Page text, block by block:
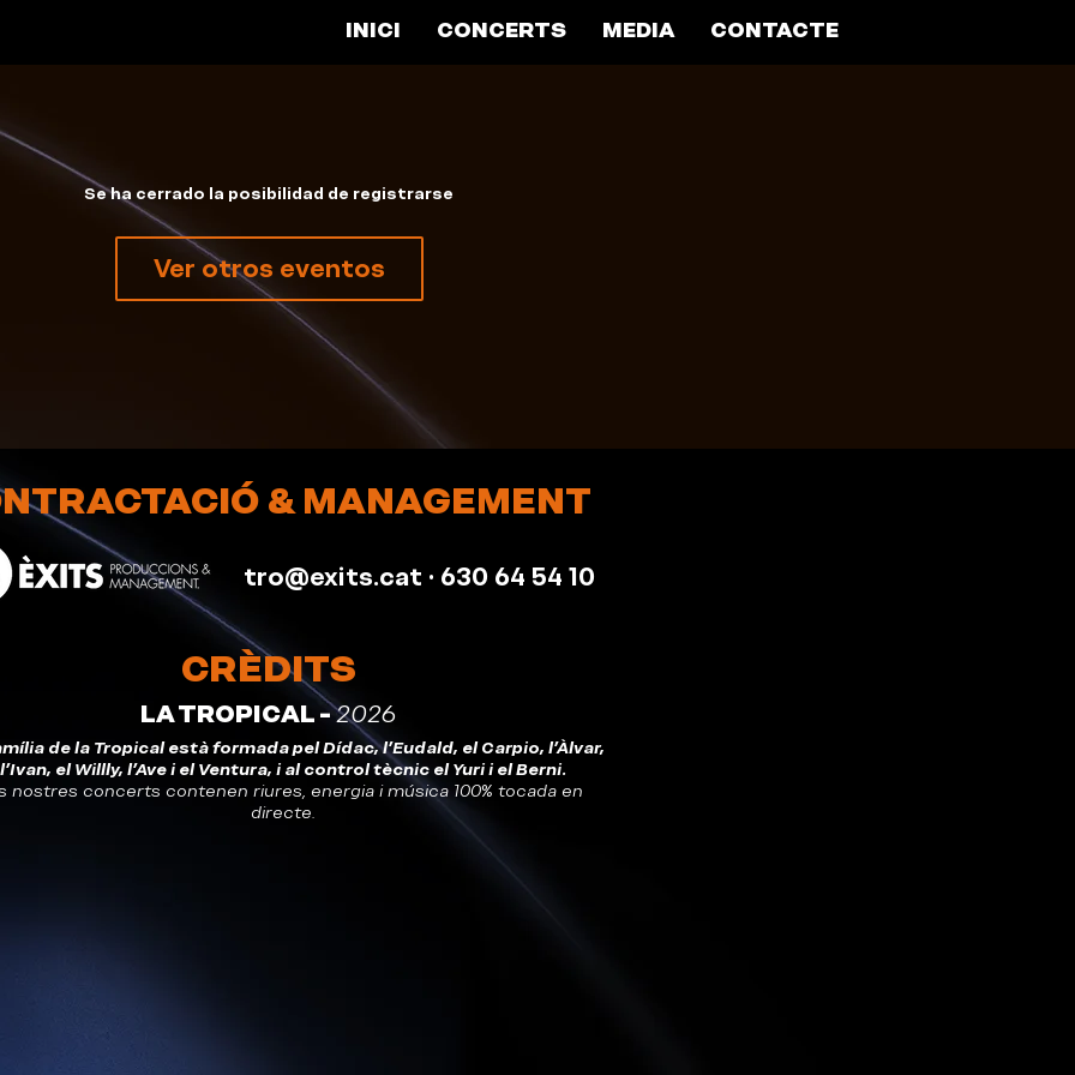
INICI CONCERTS MEDIA CONTACTE
Se ha cerrado la posibilidad de registrarse
Ver otros eventos
& MANAGEMENT
tro@exits.cat · 630 64 54 10
CRÈDITS
LA TROPICAL -2026
de la Tropical està formada pel Dídac, l'Eudald, el Carpio, l'Àlvar,
l'Ivan, el Willly, l'Ave i el Ventura, i al control tècnic el Yuri i el Berni.
nostres concerts contenen riures, energia i música 100% tocada en
directe.